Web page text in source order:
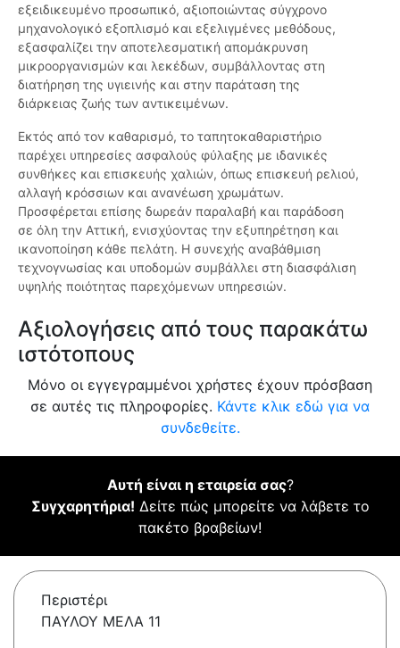
εξειδικευμένο προσωπικό, αξιοποιώντας σύγχρονο
μηχανολογικό εξοπλισμό και εξελιγμένες μεθόδους,
εξασφαλίζει την αποτελεσματική απομάκρυνση
μικροοργανισμών και λεκέδων, συμβάλλοντας στη
διατήρηση της υγιεινής και στην παράταση της
διάρκειας ζωής των αντικειμένων.
Εκτός από τον καθαρισμό, το ταπητοκαθαριστήριο
παρέχει υπηρεσίες ασφαλούς φύλαξης με ιδανικές
συνθήκες και επισκευής χαλιών, όπως επισκευή ρελιού,
αλλαγή κρόσσιων και ανανέωση χρωμάτων.
Προσφέρεται επίσης δωρεάν παραλαβή και παράδοση
σε όλη την Αττική, ενισχύοντας την εξυπηρέτηση και
ικανοποίηση κάθε πελάτη. Η συνεχής αναβάθμιση
τεχνογνωσίας και υποδομών συμβάλλει στη διασφάλιση
υψηλής ποιότητας παρεχόμενων υπηρεσιών.
Αξιολογήσεις από τους παρακάτω
ιστότοπους
Μόνο οι εγγεγραμμένοι χρήστες έχουν πρόσβαση
σε αυτές τις πληροφορίες. Κάντε κλικ εδώ για να
συνδεθείτε.
Αυτή είναι η εταιρεία σας?
Συγχαρητήρια! Δείτε πώς μπορείτε να λάβετε το
πακέτο βραβείων!
Περιστέρι
ΠΑΥΛΟΥ ΜΕΛΑ 11